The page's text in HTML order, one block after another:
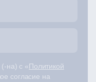
на) с «Политикой
согласие на